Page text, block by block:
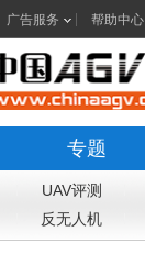
广告服务 帮助中心
专题
UAV评测
反无人机